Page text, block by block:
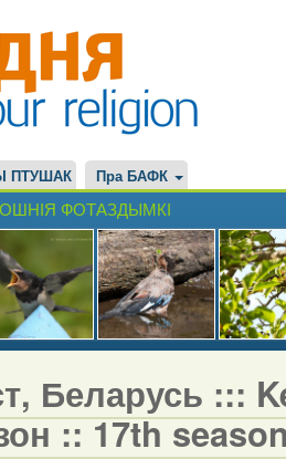
ПТУШАК Пра БАФК
ФОТАЗДЫМКІ
Беларусь :::
:: 17th